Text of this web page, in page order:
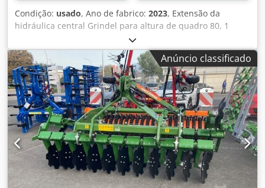
Condição: usado, Ano de fabrico: 2023, Extensão da
hidráulica central Grindel para altura de quadro 80, 1
corpo de arado STW / 35, 1 par de lâminas de aiveca 430, 1
par de bicos de aiveca HD, 1 par de chapas de inserção
para STW / 35, 1 par de suportes de disco-ceifador para
disco-ceifador Variopf D 500 dentado e/ou com suspensão
por mola, 1 Dodpfx Ajr Ucigjagjwa
Anúncio classificado